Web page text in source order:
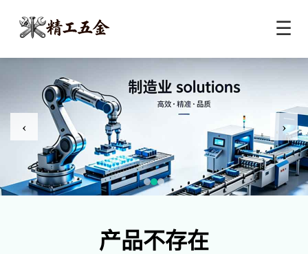
☰
‹ ›
产品不存在